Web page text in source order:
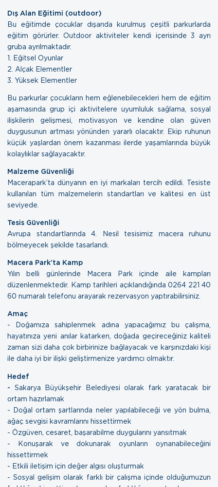
Dış Alan Eğitimi (outdoor)
Bu eğitimde çocuklar dışarıda kurulmuş çeşitli parkurlarda
eğitim görürler. Outdoor aktiviteler kendi içerisinde 3 ayrı
gruba ayrılmaktadır.
1. Eğitsel Oyunlar
2. Alçak Elementler
3. Yüksek Elementler
Bu parkurlar çocukların hem eğlenebilecekleri hem de eğitim
aşamasında grup içi aktivitelere uyumluluk sağlama, sosyal
ilişkilerin gelişmesi, motivasyon ve kendine olan güven
duygusunun artması yönünden yararlı olacaktır. Ekip ruhunun
küçük yaşlardan önem kazanması ilerde yaşamlarında büyük
kolaylıklar sağlayacaktır.
Malzeme Güvenliği
Macerapark’ta dünyanın en iyi markaları tercih edildi. Tesiste
kullanılan tüm malzemelerin standartları ve kalitesi en üst
seviyede.
Tesis Güvenliği
Avrupa standartlarında 4. Nesil tesisimiz macera ruhunu
bölmeyecek şekilde tasarlandı.
Macera Park’ta Kamp
Yılın belli günlerinde Macera Park içinde aile kampları
düzenlenmektedir. Kamp tarihleri açıklandığında 0264 221 40
60 numaralı telefonu arayarak rezervasyon yaptırabilirsiniz.
Amaç
- Doğamıza sahiplenmek adına yapacağımız bu çalışma,
hayatınıza yeni anılar katarken, doğada geçireceğiniz kaliteli
zaman sizi daha çok birbirinize bağlayacak ve karşınızdaki kişi
ile daha iyi bir ilişki geliştirmenize yardımcı olmaktır.
Hedef
- Sakarya Büyükşehir Belediyesi olarak fark yaratacak bir
ortam hazırlamak
- Doğal ortam şartlarında neler yapılabileceği ve yön bulma,
ağaç sevgisi kavramlarını hissettirmek
- Özgüven, cesaret, başarabilme duygularını yansıtmak
- Konuşarak ve dokunarak oyunların oynanabileceğini
hissettirmek
- Etkili iletişim için değer algısı oluşturmak
- Sosyal gelişim olarak farklı bir çalışma içinde olduğumuzun